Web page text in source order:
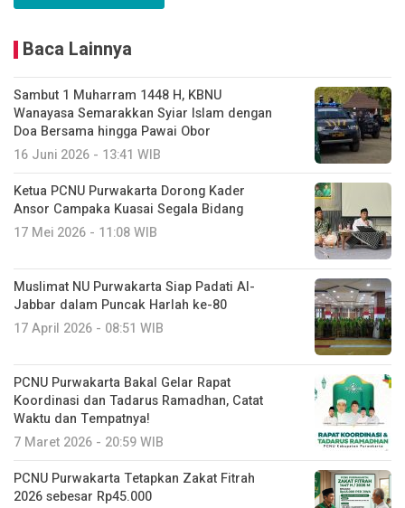
Baca Lainnya
Sambut 1 Muharram 1448 H, KBNU
Wanayasa Semarakkan Syiar Islam dengan
Doa Bersama hingga Pawai Obor
16 Juni 2026 - 13:41 WIB
Ketua PCNU Purwakarta Dorong Kader
Ansor Campaka Kuasai Segala Bidang
17 Mei 2026 - 11:08 WIB
Muslimat NU Purwakarta Siap Padati Al-
Jabbar dalam Puncak Harlah ke-80
17 April 2026 - 08:51 WIB
PCNU Purwakarta Bakal Gelar Rapat
Koordinasi dan Tadarus Ramadhan, Catat
Waktu dan Tempatnya!
7 Maret 2026 - 20:59 WIB
PCNU Purwakarta Tetapkan Zakat Fitrah
2026 sebesar Rp45.000